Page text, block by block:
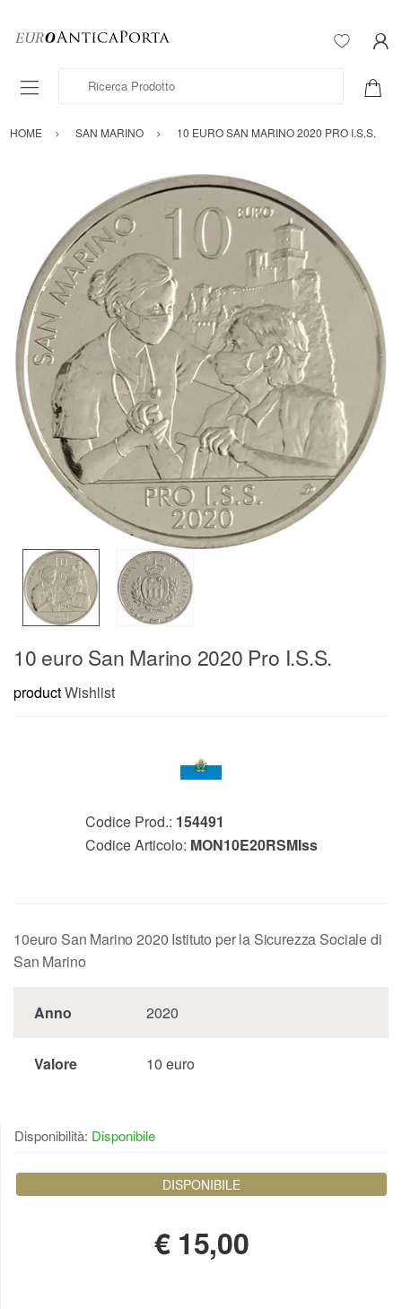
Ricerca Prodotto
HOME SAN MARINO 10 EURO SAN MARINO 2020 PRO I.S.S.
10 euro San Marino 2020 Pro I.S.S.
productWishlist
Codice Prod.: 154491
Codice Articolo: MON10E20RSMIss
10euro San Marino 2020 Istituto per la Sicurezza Sociale di
San Marino
Anno 2020
Valore 10 euro
Disponibilità: Disponibile
DISPONIBILE
€ 15,00